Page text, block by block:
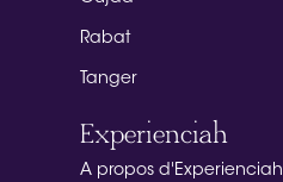
Rabat
Tanger
Experienciah
A propos d'Experienciah